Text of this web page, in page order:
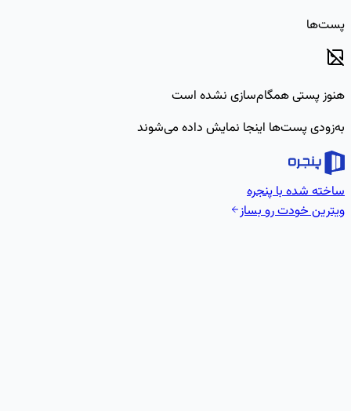
پست‌ها
هنوز پستی همگام‌سازی نشده است
به‌زودی پست‌ها اینجا نمایش داده می‌شوند
ساخته شده با پنجره
ویترین خودت رو بساز